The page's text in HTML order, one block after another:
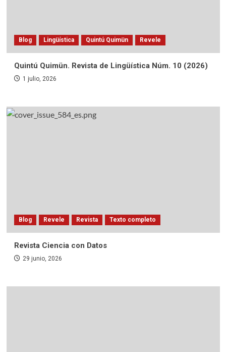
Blog Lingüística Quintú Quimün Revele
Quintú Quimün. Revista de Lingüística Núm. 10 (2026)
1 julio, 2026
Blog Revele Revista Texto completo
Revista Ciencia con Datos
29 junio, 2026